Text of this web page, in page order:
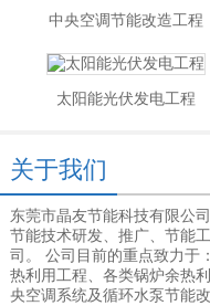
中央空调节能改造工程
太阳能光伏发电工程
关于我们
东莞市晶友节能科技有限公
节能技术研发、推广、节能
司。 公司目前的重点致力于
热利用工程、各类锅炉余热
央空调系统及循环水泵节能